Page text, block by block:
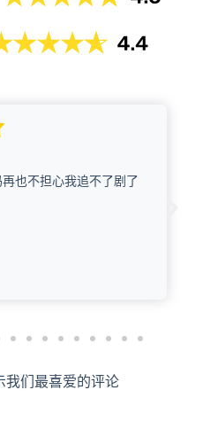
也不担心我追不了剧了
我们最喜爱的评论